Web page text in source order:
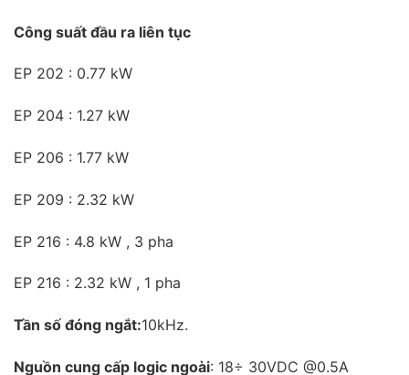
Công suất đầu ra liên tục
EP 202 : 0.77 kW
EP 204 : 1.27 kW
EP 206 : 1.77 kW
EP 209 : 2.32 kW
EP 216 : 4.8 kW , 3 pha
EP 216 : 2.32 kW , 1 pha
Tần số đóng ngắt:10kHz.
Nguồn cung cấp logic ngoài: 18÷ 30VDC @0.5A